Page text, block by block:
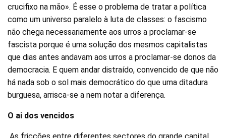
crucifixo na mão». É esse o problema de tratar a política
como um universo paralelo à luta de classes: o fascismo
não chega necessariamente aos urros a proclamar-se
fascista porque é uma solução dos mesmos capitalistas
que dias antes andavam aos urros a proclamar-se donos da
democracia. E quem andar distraído, convencido de que não
há nada sob o sol mais democrático do que uma ditadura
burguesa, arrisca-se a nem notar a diferença.
O ai dos vencidos